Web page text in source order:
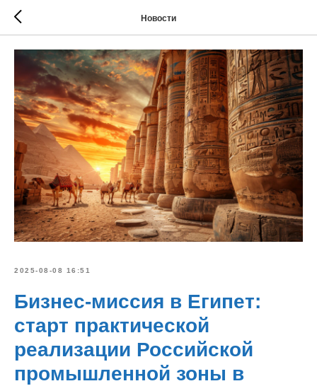
Новости
2025-08-08 16:51
Бизнес-миссия в Египет:
старт практической
реализации Российской
промышленной зоны в